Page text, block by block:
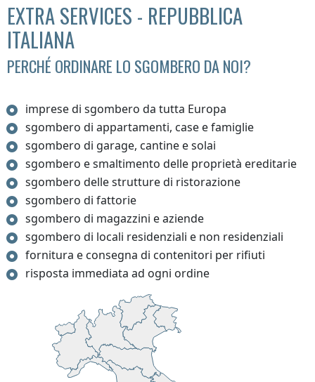
EXTRA SERVICES - REPUBBLICA
ITALIANA
PERCHÉ ORDINARE LO SGOMBERO DA NOI?
imprese di sgombero da tutta Europa
sgombero di appartamenti, case e famiglie
sgombero di garage, cantine e solai
sgombero e smaltimento delle proprietà ereditarie
sgombero delle strutture di ristorazione
sgombero di fattorie
sgombero di magazzini e aziende
sgombero di locali residenziali e non residenziali
fornitura e consegna di contenitori per rifiuti
risposta immediata ad ogni ordine